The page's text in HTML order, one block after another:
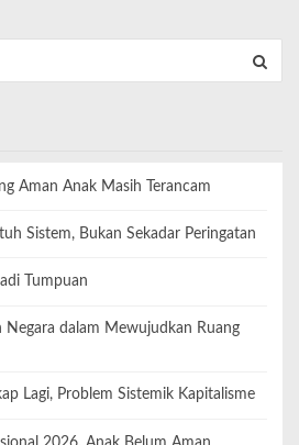
Aman Anak Masih Terancam
Sistem, Bukan Sekadar Peringatan
Tumpuan
Negara dalam Mewujudkan Ruang
Lagi, Problem Sistemik Kapitalisme